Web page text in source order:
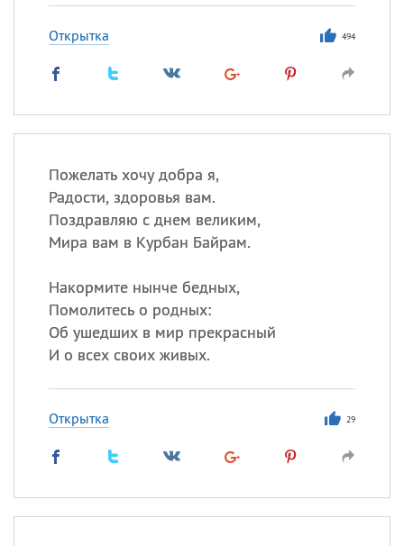
Открытка 494
Пожелать хочу добра я,
Радости, здоровья вам.
Поздравляю с днем великим,
Мира вам в Курбан Байрам.
Накормите нынче бедных,
Помолитесь о родных:
Об ушедших в мир прекрасный
И о всех своих живых.
Открытка 29